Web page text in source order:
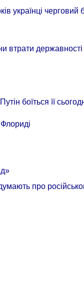
українці
втрати державності
боїться її
про